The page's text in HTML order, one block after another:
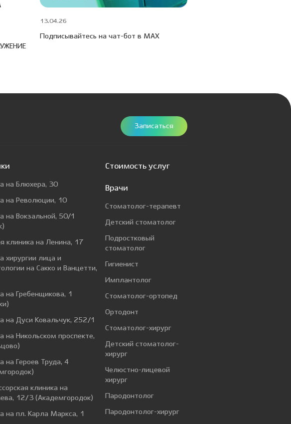
13.04.26
Подписывайтесь на чат-бот в МАХ
Записаться
на Блюхера, 30
на Революции, 10
на Вокзальной, 50/1
клиника на Ленина, 17
хирургии лица и
на Сакко и Ванцетти,
на Гребенщикова, 1
на Дуси Ковальчук, 252/1
на Никольском проспекте,
на Героев Труда, 4
клиника на
12/3 (Академгородок)
на пл. Карла Маркса, 1
Стоимость услуг
Врачи
Стоматолог-терапевт
Детский стоматолог
Подростковый
стоматолог
Гигиенист
Имплантолог
Стоматолог-ортопед
Ортодонт
Стоматолог-хирург
Детский стоматолог-
хирург
Челюстно-лицевой
хирург
Пародонтолог
Пародонтолог-хирург